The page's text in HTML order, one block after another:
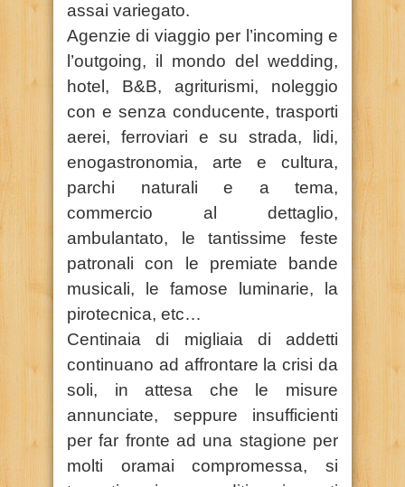
assai variegato.
Agenzie di viaggio per l’incoming e
l’outgoing, il mondo del wedding,
hotel, B&B, agriturismi, noleggio
con e senza conducente, trasporti
aerei, ferroviari e su strada, lidi,
enogastronomia, arte e cultura,
parchi naturali e a tema,
commercio al dettaglio,
ambulantato, le tantissime feste
patronali con le premiate bande
musicali, le famose luminarie, la
pirotecnica, etc…
Centinaia di migliaia di addetti
continuano ad affrontare la crisi da
soli, in attesa che le misure
annunciate, seppure insufficienti
per far fronte ad una stagione per
molti oramai compromessa, si